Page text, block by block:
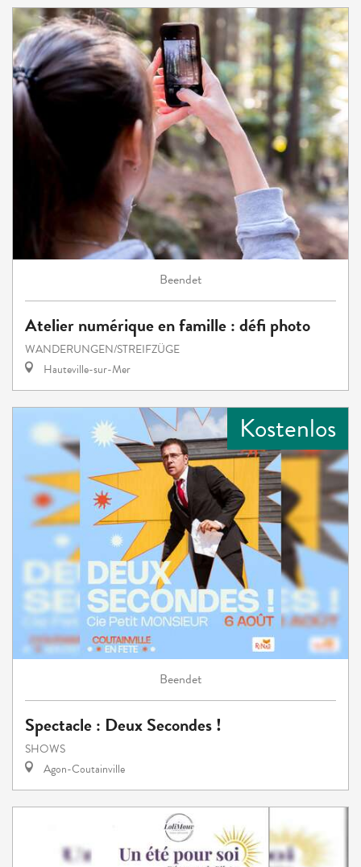
Beendet
Atelier numérique en famille : défi photo
WANDERUNGEN/STREIFZÜGE
Hauteville-sur-Mer
Kostenlos
Beendet
Spectacle : Deux Secondes !
SHOWS
Agon-Coutainville